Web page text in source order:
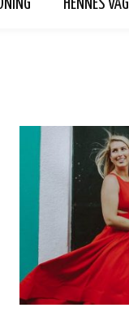
HENNES VAG